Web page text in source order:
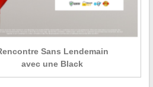
Sans Lendemain
avec une Black